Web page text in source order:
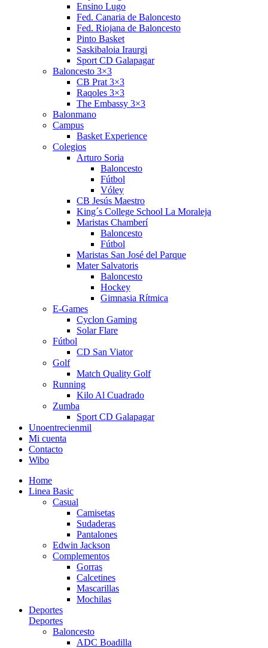
Ensino Lugo
Fed. Canaria de Baloncesto
Fed. Riojana de Baloncesto
Pinto Basket
Saskibaloia Iraurgi
Sport CD Galapagar
Baloncesto 3×3
CB Prat 3×3
Raqoles 3×3
The Embassy 3×3
Balonmano
Campus
Basket Experience
Colegios
Arturo Soria
Baloncesto
Fútbol
Vóley
CB Jesús Maestro
King´s College School La Moraleja
Maristas Chamberí
Baloncesto
Fútbol
Maristas San José del Parque
Mater Salvatoris
Baloncesto
Hockey
Gimnasia Rítmica
E-Games
Cyclon Gaming
Solar Flare
Fútbol
CD San Viator
Golf
Match Quality Golf
Running
Kilo Al Cuadrado
Zumba
Sport CD Galapagar
Unoentrecienmil
Mi cuenta
Contacto
Wibo
Home
Linea Basic
Casual
Camisetas
Sudaderas
Pantalones
Edwin Jackson
Complementos
Gorras
Calcetines
Mascarillas
Mochilas
Deportes
Deportes
Baloncesto
ADC Boadilla